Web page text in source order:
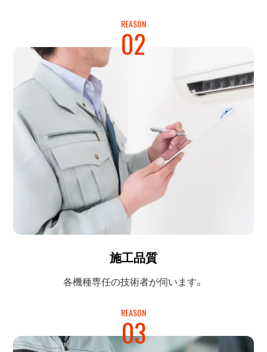
REASON
02
施工品質
各機種専任の技術者が伺います。
REASON
03